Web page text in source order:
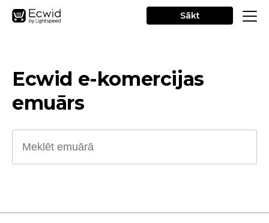
Sākt
Ecwid e-komercijas
emuārs